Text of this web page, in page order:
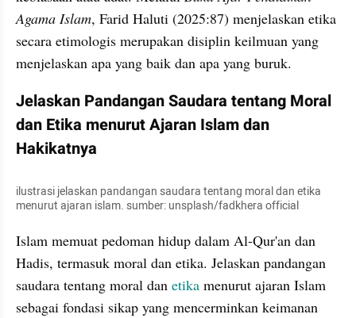
Agama Islam, Farid Haluti (2025:87) menjelaskan etika
secara etimologis merupakan disiplin keilmuan yang
menjelaskan apa yang baik dan apa yang buruk.
Jelaskan Pandangan Saudara tentang Moral
dan Etika menurut Ajaran Islam dan
Hakikatnya
ilustrasi jelaskan pandangan saudara tentang moral dan etika
menurut ajaran islam. sumber: unsplash/fadkhera official
Islam memuat pedoman hidup dalam Al-Qur'an dan
Hadis, termasuk moral dan etika. Jelaskan pandangan
saudara tentang moral dan etika menurut ajaran Islam
sebagai fondasi sikap yang mencerminkan keimanan